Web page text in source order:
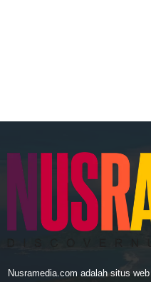
Nusramedia.com adalah situs